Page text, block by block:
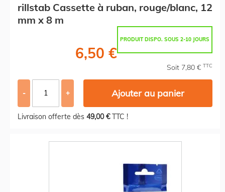
rillstab Cassette à ruban, rouge/blanc, 12
mm x 8 m
PRODUIT DISPO. SOUS 2-10 JOURS
6,50 €
Soit 7,80 € TTC
- + Ajouter au panier
Livraison offerte dès 49,00 €TTC !